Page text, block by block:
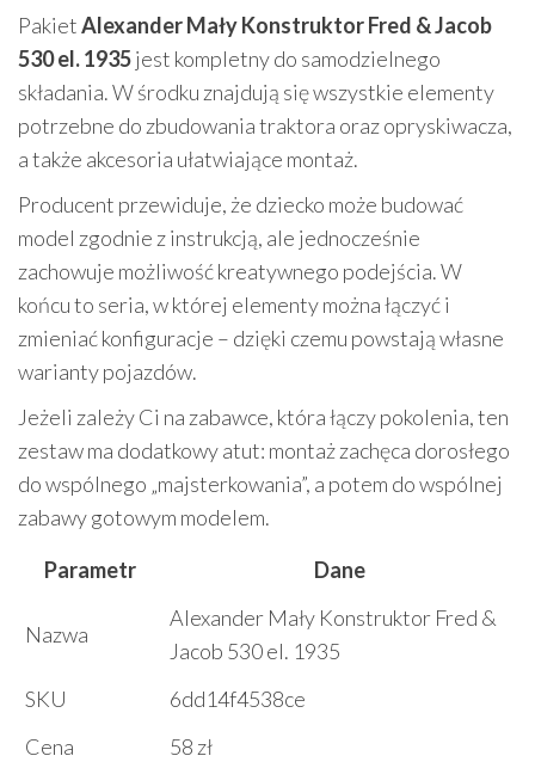
PakietAlexander Mały Konstruktor Fred & Jacob
530 el. 1935jest kompletny do samodzielnego
składania. W środku znajdują się wszystkie elementy
potrzebne do zbudowania traktora oraz opryskiwacza,
a także akcesoria ułatwiające montaż.
Producent przewiduje, że dziecko może budować
model zgodnie z instrukcją, ale jednocześnie
zachowuje możliwość kreatywnego podejścia. W
końcu to seria, w której elementy można łączyć i
zmieniać konfiguracje – dzięki czemu powstają własne
warianty pojazdów.
Jeżeli zależy Ci na zabawce, która łączy pokolenia, ten
zestaw ma dodatkowy atut: montaż zachęca dorosłego
do wspólnego „majsterkowania”, a potem do wspólnej
zabawy gotowym modelem.
Parametr
Dane
Nazwa
Alexander Mały Konstruktor Fred &
Jacob 530 el. 1935
SKU
6dd14f4538ce
Cena
58 zł